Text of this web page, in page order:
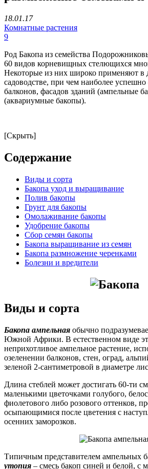
18.01.17
Комнатные растения
9
Род Бакопа из семейства
60 видов корневищных стелющихся
Некоторые из них широко применяют в
садоводстве, при чем наиболее успешно
балконов, фасадов зданий (ампельные
(аквариумные бакопы).
[Скрыть]
Содержание
Виды и сорта
Бакопа уход и выращивание
Полив бакопы
Грунт для бакопы
Омолаживание бакопы
Удобрение бакопы
Сбор семян бакопы
Бакопа выращивание из семян
Бакопа размножение черенками
Болезни и вредители
Виды и сорта
Бакопа ампельная обычно
Южной Африки. В естественном виде
неприхотливое ампельное растение,
озеленении балконов, стен, оград,
зеленой 2-сантиметровой в диаметре
Длина стеблей может достигать 60-ти
маленькими цветочками голубого,
фиолетового либо розового оттенков,
осыпающимися после цветения с
осенних заморозков.
Типичным представителем ампельных
утопия – смесь бакоп синей и белой, с